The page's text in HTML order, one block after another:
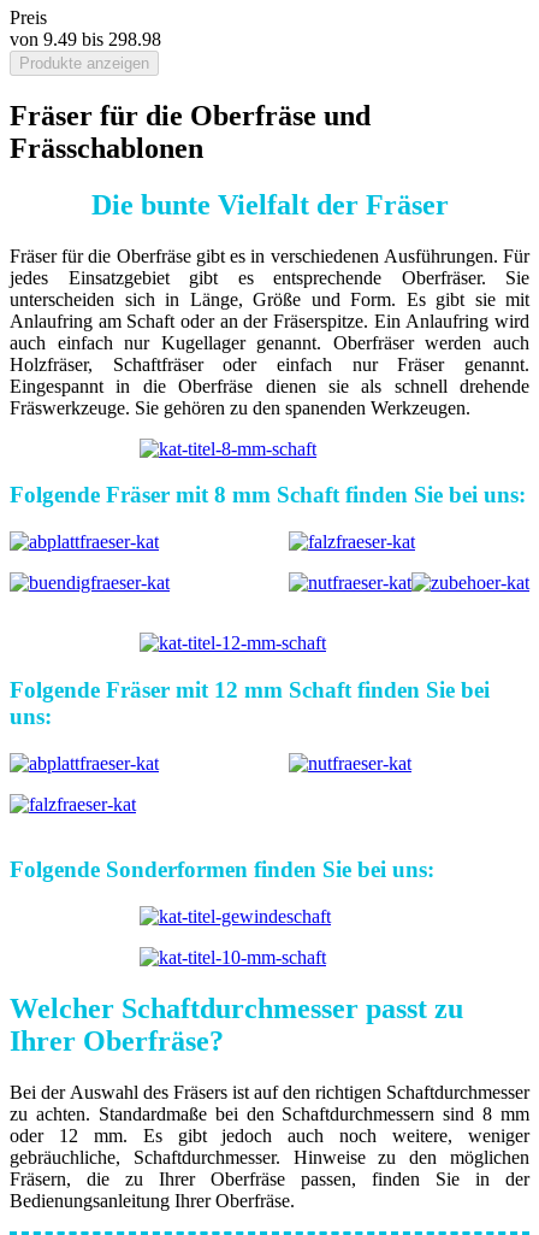
Preis
von 9.49 bis 298.98
Produkte anzeigen
Fräser für die Oberfräse und
Frässchablonen
Die bunte Vielfalt der Fräser
Fräser für die Oberfräse gibt es in verschiedenen Ausführungen. Für
jedes Einsatzgebiet gibt es entsprechende Oberfräser. Sie
unterscheiden sich in Länge, Größe und Form. Es gibt sie mit
Anlaufring am Schaft oder an der Fräserspitze. Ein Anlaufring wird
auch einfach nur Kugellager genannt. Oberfräser werden auch
Holzfräser, Schaftfräser oder einfach nur Fräser genannt.
Eingespannt in die Oberfräse dienen sie als schnell drehende
Fräswerkzeuge. Sie gehören zu den spanenden Werkzeugen.
Folgende Fräser mit 8 mm Schaft finden Sie bei uns:
Folgende Fräser mit 12 mm Schaft finden Sie bei
uns:
Folgende Sonderformen finden Sie bei uns:
Welcher Schaftdurchmesser passt zu
Ihrer Oberfräse?
Bei der Auswahl des Fräsers ist auf den richtigen Schaftdurchmesser
zu achten. Standardmaße bei den Schaftdurchmessern sind 8 mm
oder 12 mm. Es gibt jedoch auch noch weitere, weniger
gebräuchliche, Schaftdurchmesser. Hinweise zu den möglichen
Fräsern, die zu Ihrer Oberfräse passen, finden Sie in der
Bedienungsanleitung Ihrer Oberfräse.